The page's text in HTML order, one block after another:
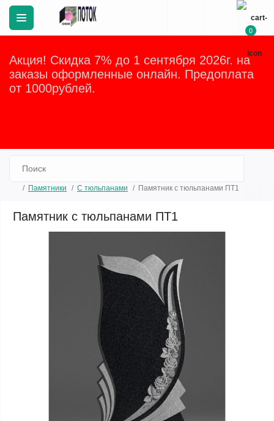
Акция! Скидка 7% до 1 сентября 2026г. на
заказы оформленные онлайн. Предоплата
от 1000рублей.
0
Памятники С тюльпанами Памятник с тюльпанами ПТ1
Памятник с тюльпанами ПТ1